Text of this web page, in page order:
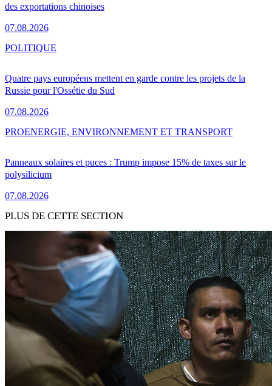
des exportations chinoises
07.08.2026
Quatre pays européens mettent en garde contre les projets de la
Russie pour l'Ossétie du Sud
07.08.2026
POLITIQUE
Panneaux solaires et puces : Trump impose 15% de taxes sur le
polysilicium
07.08.2026
PROENERGIE, ENVIRONNEMENT ET TRANSPORT
PLUS DE CETTE SECTION